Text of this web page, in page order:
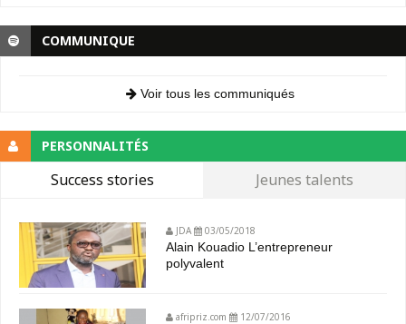
COMMUNIQUE
Voir tous les communiqués
PERSONNALITÉS
Success stories Jeunes talents
JDA 03/05/2018
Alain Kouadio L’entrepreneur
polyvalent
afripriz.com 12/07/2016